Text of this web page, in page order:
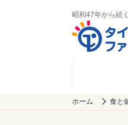
昭和47年から続
ホーム 食と